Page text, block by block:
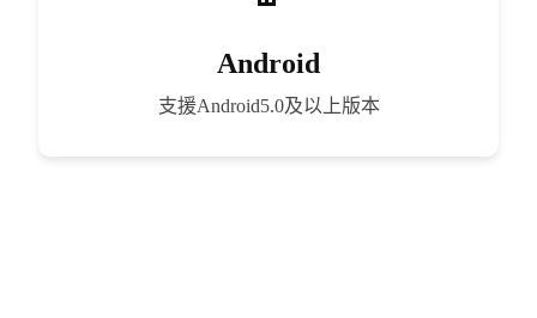
Android
支援Android5.0及以上版本